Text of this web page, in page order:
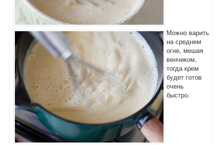
Можно варить
на среднем
огне, мешая
венчиком,
тогда крем
будет готов
очень
быстро.